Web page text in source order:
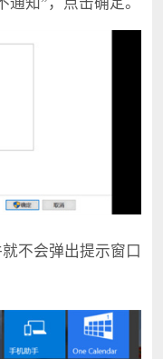
不会弹出提示窗口